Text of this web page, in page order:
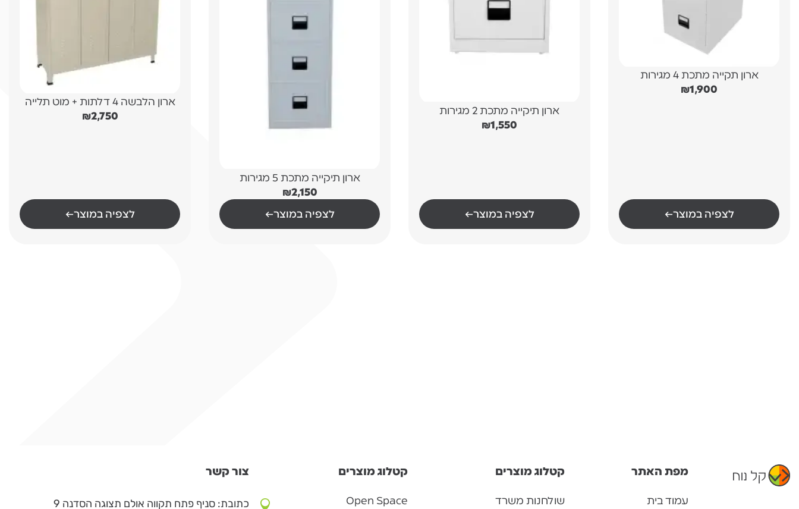
ארון תקייה מתכת 4 מגירות
₪1,900
←לצפיה במוצר
ארון תיקייה מתכת 2 מגירות
₪1,550
←לצפיה במוצר
ארון תיקייה מתכת 5 מגירות
₪2,150
←לצפיה במוצר
ארון הלבשה 4 דלתות + מוט תלייה
₪2,750
←לצפיה במוצר
מפת האתר
עמוד בית
קטלוג מוצרים
שולחנות משרד
קטלוג מוצרים
Open Space
צור קשר
כתובת: סניף פתח תקווה אולם תצוגה הסדנה 9